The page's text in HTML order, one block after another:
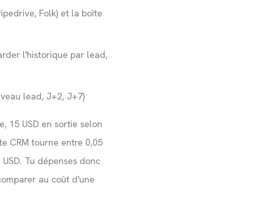
Folk) et la boîte
l'historique par lead,
lead, J+2, J+7)
15 USD en sortie selon
CRM tourne entre 0,05
Tu dépenses donc
au coût d'une